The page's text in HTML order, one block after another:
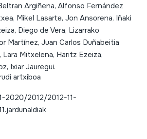
Argiñena, Alfonso Fernández
Mikel Lasarte, Jon Ansorena, Iñaki
Diego de Vera, Lizarrako
Martínez, Juan Carlos Duñabeitia
Lara Mitxelena, Haritz Ezeiza,
Ixiar Jauregui.
artxiboa
2020/2012/2012-11-